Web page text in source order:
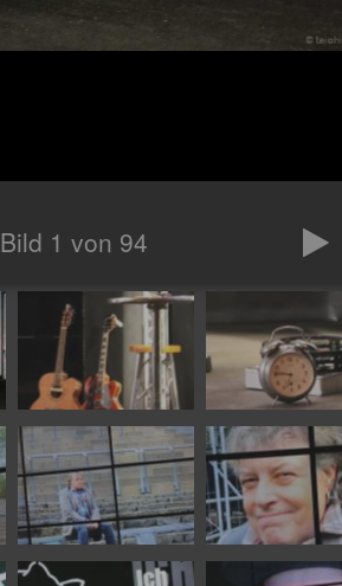
Bild 1 von 94